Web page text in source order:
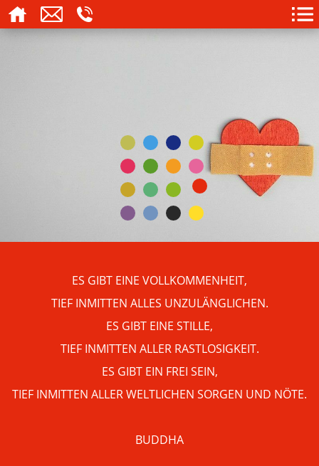
ES GIBT EINE VOLLKOMMENHEIT,
TIEF INMITTEN ALLES UNZULÄNGLICHEN.
ES GIBT EINE STILLE,
TIEF INMITTEN ALLER RASTLOSIGKEIT.
ES GIBT EIN FREI SEIN,
TIEF INMITTEN ALLER WELTLICHEN SORGEN UND NÖTE.
BUDDHA